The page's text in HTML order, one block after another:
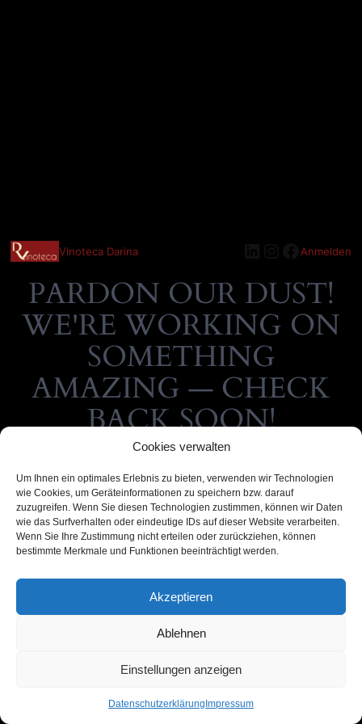
Cookies verwalten
Um Ihnen ein optimales Erlebnis zu bieten, verwenden wir Technologien
wie Cookies, um Geräteinformationen zu speichern bzw. darauf
zuzugreifen. Wenn Sie diesen Technologien zustimmen, können wir Daten
wie das Surfverhalten oder eindeutige IDs auf dieser Website verarbeiten.
Wenn Sie Ihre Zustimmung nicht erteilen oder zurückziehen, können
bestimmte Merkmale und Funktionen beeinträchtigt werden.
Akzeptieren
Ablehnen
Einstellungen anzeigen
Datenschutzerklärung Impressum
Vinoteca Darina LinkedIn
Instagram
Anmelden
PARDON OUR DUST!
WE'RE WORKING ON
SOMETHING
AMAZING — CHECK
BACK SOON!